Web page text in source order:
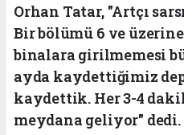
Orhan Tatar, "Artçı
Bir bölümü 6 ve
binalara girilmemesi
ayda kaydettiğimiz
kaydettik. Her 3-4
meydana geliyor" dedi.